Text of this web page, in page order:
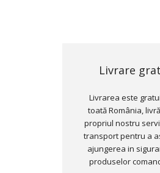
Livrare
Livrarea este
toată România,
propriul nostru
transport pentru a
ajungerea in
produselor